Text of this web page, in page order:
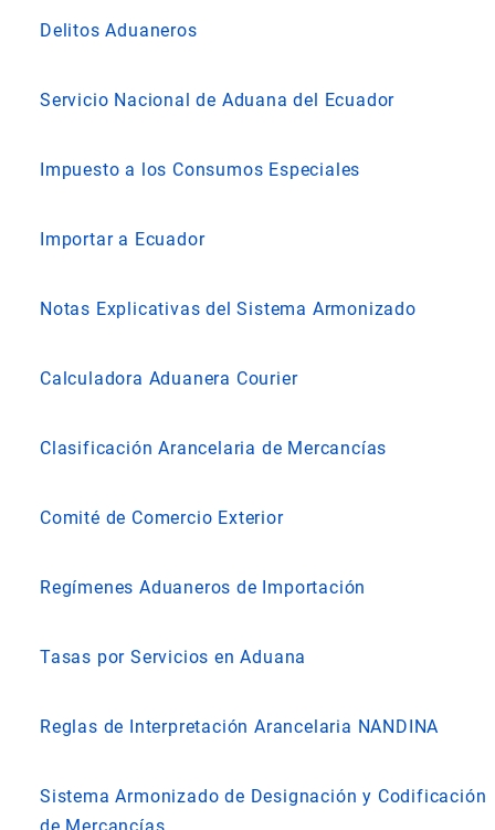
Delitos Aduaneros
Servicio Nacional de Aduana del Ecuador
Impuesto a los Consumos Especiales
Importar a Ecuador
Notas Explicativas del Sistema Armonizado
Calculadora Aduanera Courier
Clasificación Arancelaria de Mercancías
Comité de Comercio Exterior
Regímenes Aduaneros de Importación
Tasas por Servicios en Aduana
Reglas de Interpretación Arancelaria NANDINA
Sistema Armonizado de Designación y Codificación